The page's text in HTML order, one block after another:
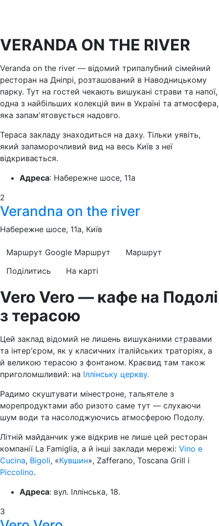
VERANDA ON THE RIVER
Veranda on the river — відомий трипалубний сімейний
ресторан на Дніпрі, розташований в Наводницькому
парку. Тут на гостей чекають вишукані страви та напої,
одна з найбільших колекцій вин в Україні та атмосфера,
яка запам'ятовується надовго.
Тераса закладу знаходиться на даху. Тільки уявіть,
який запаморочливий вид на весь Київ з неї
відкривається.
Адреса: Набережне шосе, 11а
2
Verandna on the river
Набережне шосе, 11а, Київ
Маршрут Google Маршрут
Маршрут
Поділитись
На карті
Vero Vero — кафе на Подолі
з терасою
Цей заклад відомий не лишень вишуканими стравами
та інтер'єром, як у класичних італійських траторіях, а
й великою терасою з фонтаном. Краєвид там також
приголомшливий: на Іллінську церкву.
Радимо скуштувати мінестроне, тальятеле з
морепродуктами або ризото саме тут — слухаючи
шум води та насолоджуючись атмосферою Подолу.
Літній майданчик уже відкрив не лише цей ресторан
компанії La Famiglia, а й інші заклади мережі: Vino e
Cucina, Bigoli, «Кувшин», Zafferano, Toscana Grill і
Piccolino.
Адреса: вул. Іллінська, 18.
3